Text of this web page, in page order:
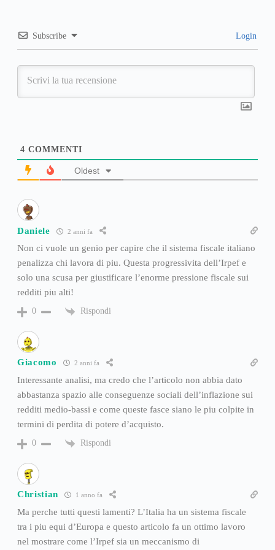
Subscribe Login
4 COMMENTI
Oldest
Daniele 2 anni fa
Non ci vuole un genio per capire che il sistema fiscale italiano
penalizza chi lavora di piu. Questa progressivita dell’Irpef e
solo una scusa per giustificare l’enorme pressione fiscale sui
redditi piu alti!
0 Rispondi
Giacomo 2 anni fa
Interessante analisi, ma credo che l’articolo non abbia dato
abbastanza spazio alle conseguenze sociali dell’inflazione sui
redditi medio-bassi e come queste fasce siano le piu colpite in
termini di perdita di potere d’acquisto.
0 Rispondi
Christian 1 anno fa
Ma perche tutti questi lamenti? L’Italia ha un sistema fiscale
tra i piu equi d’Europa e questo articolo fa un ottimo lavoro
nel mostrare come l’Irpef sia un meccanismo di